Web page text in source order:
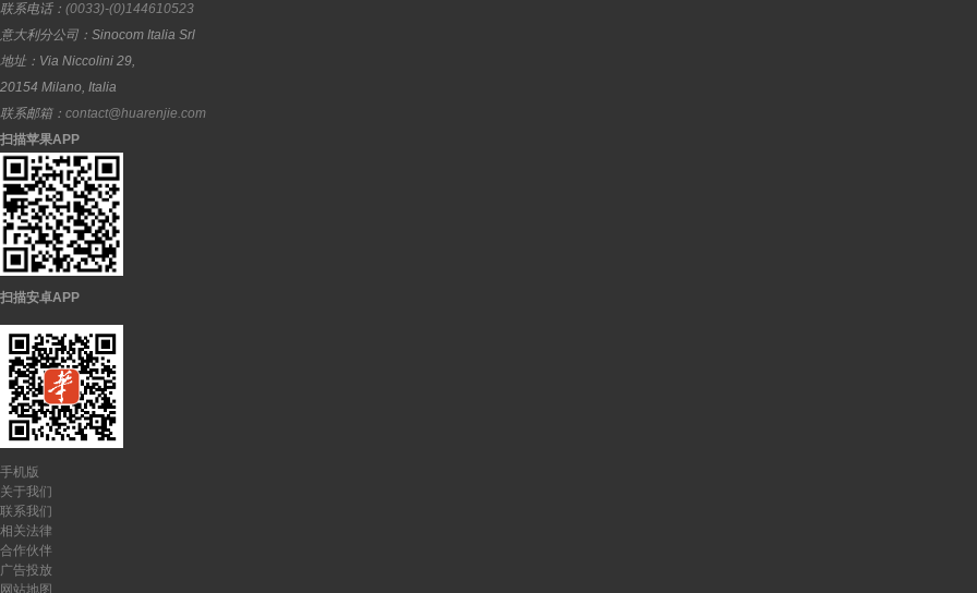
联系电话： (0033)-(0)144610523
意大利分公司： Sinocom Italia Srl
地址： Via Niccolini 29,
20154 Milano, Italia
联系邮箱： contact@huarenjie.com
扫描苹果APP
扫描安卓APP
手机版
关于我们
联系我们
相关法律
合作伙伴
广告投放
网站地图